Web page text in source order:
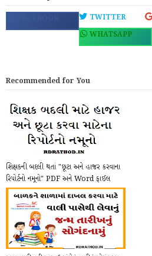
FACEBOOK TWITTER
WHATSAPP
Recommended for You
શિક્ષકની બદલી થતાં "છૂટા અને હાજર કરવાના
રિપોર્ટનો નમૂનો" PDF અને Word ફાઈલ
ડાઉન...